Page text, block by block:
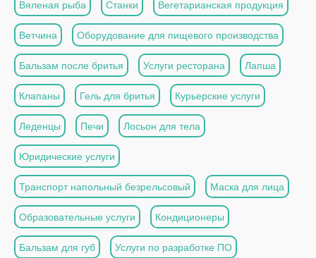
Вяленая рыба Станки Вегетарианская продукция
Ветчина Оборудование для пищевого производства
Бальзам после бритья Услуги ресторана Лапша
Клапаны Гель для бритья Курьерские услуги
Леденцы Печи Лосьон для тела
Юридические услуги
Транспорт напольный безрельсовый Маска для лица
Образовательные услуги Кондиционеры
Бальзам для губ Услуги по разработке ПО